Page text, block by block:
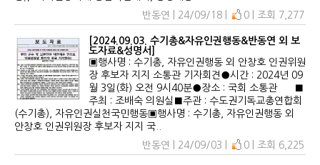
반동연 | 24/09/18 |
0 | 조회 7,277
[2024.09.03. 수기총&자유인권행동&반동연 외 보
도자료&성명서]
▣행사명 : 수기총, 자유인권행동 외 안창호 인권위원
장 후보자 지지 소통관 기자회견●시간 : 2024년 09
월 3일(화) 오전 9시40분●장소 : 국회 소통관 ■
주최 : 조배숙 의원실■주관 : 수도권기독교총연합회
(수기총), 자유인권실천국민행동▣행사명 : 수기총, 자유인권행동 외
안창호 인권위원장 후보자 지지 국..
반동연 | 24/09/03 |
0 | 조회 6,225